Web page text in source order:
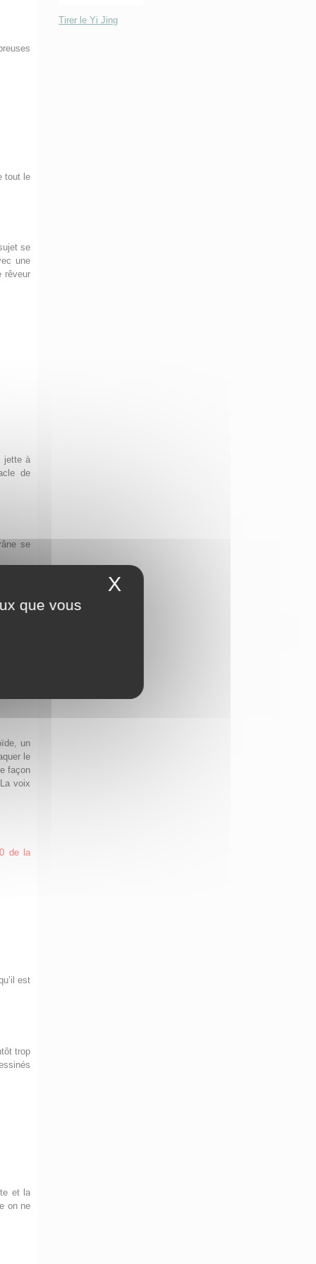
tout le
se
une
rêveur
jette à
de
se
un
le
façon
voix
de la
est
trop
et la
on ne
Tirer le Yi Jing
que vous
X Masquer le